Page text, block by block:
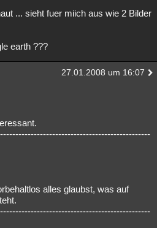
... sieht fuer miich aus wie 2 Bilder
earth ???
27.01.2008 um 16:07
alles glaubst, was auf